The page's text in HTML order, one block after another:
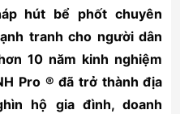
hút bể phốt chuyên
tranh cho người dân
10 năm kinh nghiệm
Pro ® đã trở thành địa
hộ gia đình, doanh